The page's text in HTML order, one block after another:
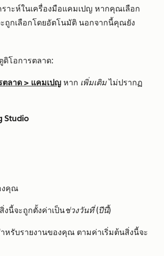
ราะห์ในเครื่องมือแคมเปญ หากคุณเลือก
ถูกเลือกโดยอัตโนมัติ นอกจากนี้คุณยัง
ดิโอการตลาด:
ตลาด > แคมเปญ หาก เพิ่มเติมไม่ปรากฏ
Studio
งคุณ
นี้จะถูกตั้งค่าเป็นช่วงวันที่ (ปีนี้)
หรับรายงานของคุณ ตามค่าเริ่มต้นสิ่งนี้จะ